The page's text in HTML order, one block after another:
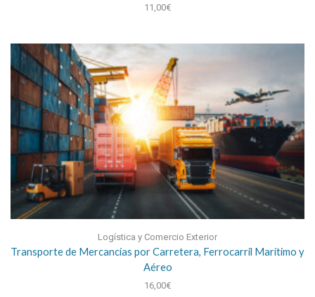
11,00€
Logística y Comercio Exterior
Transporte de Mercancías por Carretera, Ferrocarril Marítimo y
Aéreo
16,00€